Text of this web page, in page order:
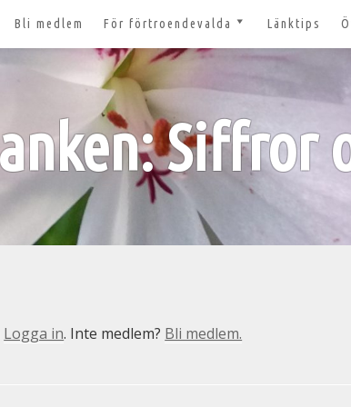
2027
Bli medlem För förtroendevalda
Nyheter och tips 2026-03-20
Styrelsesidan
Bildbanken
Dokument för
förtroendevalda
Lägg till aktivitet
Kom igång med Zoom för
Länktips
Siffror
Logga in. Inte medlem? Bli medlem.